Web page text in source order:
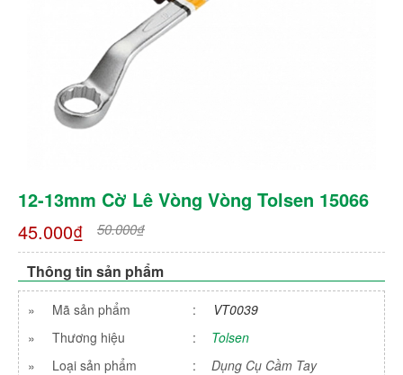
12-13mm Cờ Lê Vòng Vòng Tolsen 15066
45.000₫
50.000₫
Thông tin sản phẩm
» Mã sản phẩm :
VT0039
»
Thương hiệu :
Tolsen
»
Loại sản phẩm :
Dụng Cụ Cầm Tay